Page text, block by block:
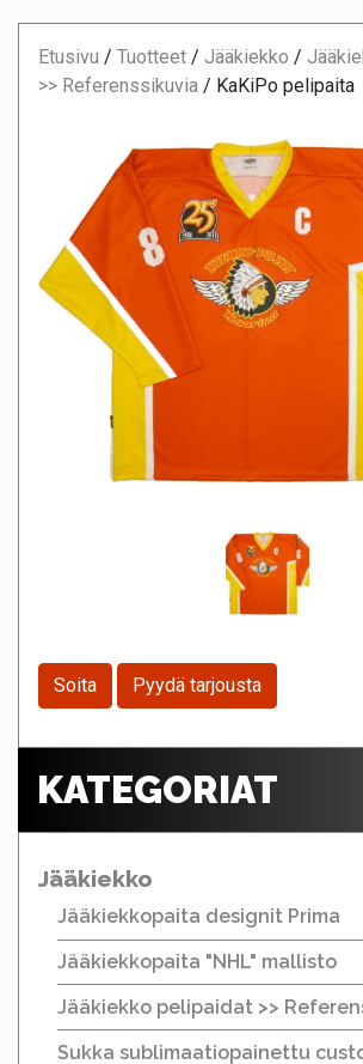
Etusivu / Tuotteet / Jääkiekko /
>> Referenssikuvia / KaKiPo pelipaita
Soita Pyydä tarjousta
KATEGORIAT
Jääkiekko
Jääkiekkopaita designit Prima
Jääkiekkopaita "NHL" mallisto
Jääkiekko pelipaidat >>
Sukka sublimaatiopainettu